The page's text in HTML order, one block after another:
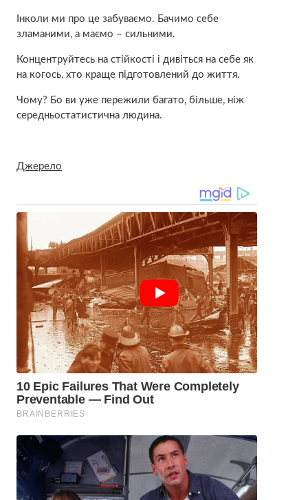
Інколи ми про це забуваємо. Бачимо себе
зламаними, а маємо – сильними.
Концентруйтесь на стійкості і дивіться на себе як
на когось, хто краще підготовлений до життя.
Чому? Бо ви уже пережили багато, більше, ніж
середньостатистична людина.
Джерело